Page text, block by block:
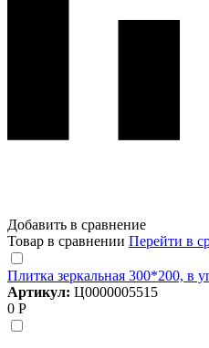
Добавить в сравнение
Товар в сравнении Перейти в
Плитка зеркальная 300*200, в
Артикул: Ц0000005515
0 Р